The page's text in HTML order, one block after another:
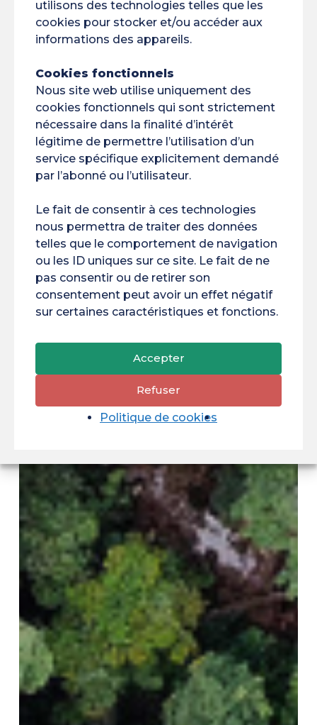
utilisons des technologies telles que les
cookies pour stocker et/ou accéder aux
informations des appareils.
Cookies fonctionnels
Nous site web utilise uniquement des
cookies fonctionnels qui sont strictement
nécessaire dans la finalité d’intérêt
légitime de permettre l’utilisation d’un
service spécifique explicitement demandé
par l’abonné ou l’utilisateur.
Le fait de consentir à ces technologies
nous permettra de traiter des données
telles que le comportement de navigation
ou les ID uniques sur ce site. Le fait de ne
pas consentir ou de retirer son
consentement peut avoir un effet négatif
sur certaines caractéristiques et fonctions.
Accepter
Refuser
Politique de cookies